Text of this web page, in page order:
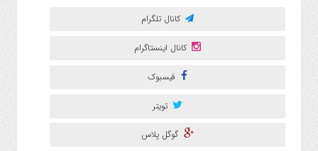
کانال تلگرام
کانال اینستاگرام
فیسبوک
تویتر
گوگل پلاس